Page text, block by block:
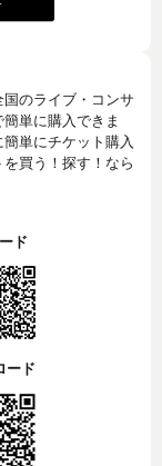
のライブ・コンサ
単に購入できま
単にチケット購入
買う！探す！なら
ド
ード